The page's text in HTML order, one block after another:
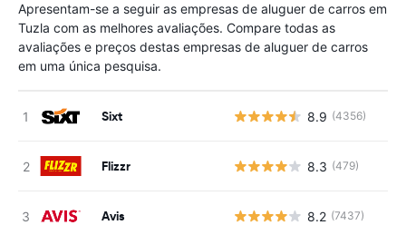
Apresentam-se a seguir as empresas de aluguer de carros em
Tuzla com as melhores avaliações. Compare todas as
avaliações e preços destas empresas de aluguer de carros
em uma única pesquisa.
Sixt 8.9 (4356)
Flizzr 8.3 (479)
Avis 8.2 (7437)